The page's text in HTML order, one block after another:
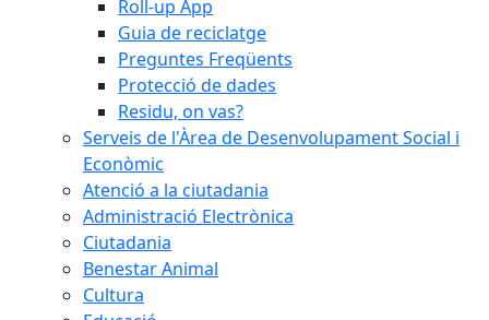
Roll-up App
Guia de reciclatge
Preguntes Freqüents
Protecció de dades
Residu, on vas?
Serveis de l'Àrea de Desenvolupament Social i
Econòmic
Atenció a la ciutadania
Administració Electrònica
Ciutadania
Benestar Animal
Cultura